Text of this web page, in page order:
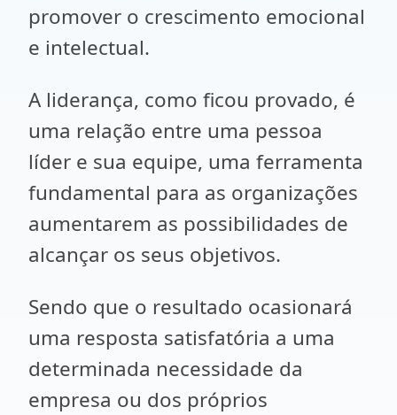
promover o crescimento emocional
e intelectual.
A liderança, como ficou provado, é
uma relação entre uma pessoa
líder e sua equipe, uma ferramenta
fundamental para as organizações
aumentarem as possibilidades de
alcançar os seus objetivos.
Sendo que o resultado ocasionará
uma resposta satisfatória a uma
determinada necessidade da
empresa ou dos próprios